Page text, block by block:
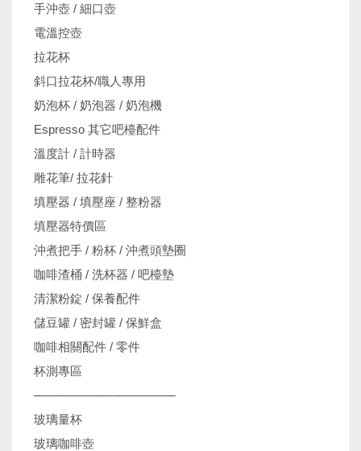
手沖壺 / 細口壺
電溫控壺
拉花杯
斜口拉花杯/職人專用
奶泡杯 / 奶泡器 / 奶泡機
Espresso 其它吧檯配件
溫度計 / 計時器
雕花筆/ 拉花針
填壓器 / 填壓座 / 整粉器
填壓器特價區
沖煮把手 / 粉杯 / 沖煮頭墊圈
咖啡渣桶 / 洗杯器 / 吧檯墊
清潔粉錠 / 保養配件
儲豆罐 / 密封罐 / 保鮮盒
咖啡相關配件 / 零件
杯測專區
────────────────
玻璃量杯
玻璃咖啡壺